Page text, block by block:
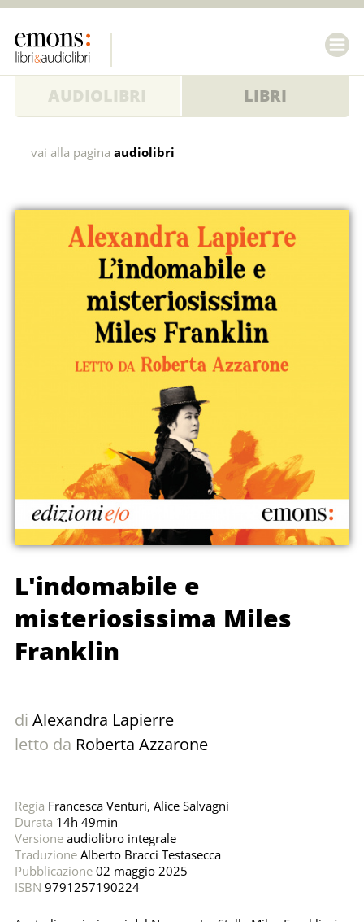
AUDIOLIBRI LIBRI
L'indomabile
misteriosissima
Miles
Franklin
vai alla pagina audiolibri
L'indomabile e
misteriosissima Miles
Franklin
di Alexandra Lapierre
letto da Roberta Azzarone
Regia Francesca Venturi, Alice Salvagni
Durata 14h 49min
Versioneaudiolibro integrale
TraduzioneAlberto Bracci Testasecca
Pubblicazione02 maggio 2025
ISBN 9791257190224